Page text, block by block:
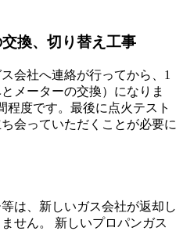
換、切り替え工事
会社へ連絡が行ってから、1
メーターの交換）になりま
程度です。最後に点火テスト
会っていただくことが必要に
は、新しいガス会社が返却し
せん。 新しいプロパンガス